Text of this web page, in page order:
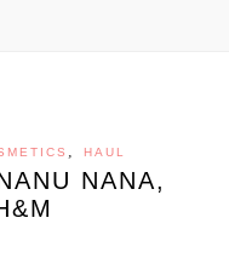
, HAUL
NANA,